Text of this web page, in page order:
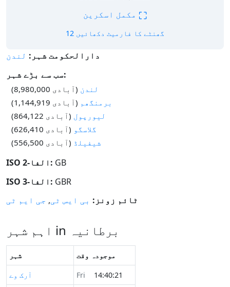
⛶
12 گھنٹے کا فارمیٹ دکھائیں
دارالحکومت شہر: لندن
سب سے بڑے شہر:
لندن (آبادی 8,980,000)
برمنگھم (آبادی 1,144,919)
لیورپول (آبادی 864,122)
گلاسگو (آبادی 626,410)
شیفیلڈ (آبادی 556,500)
ISO الفا-2: GB
ISO الفا-3: GBR
ٹائم زونز: بی ایس ٹی, جی ایم ٹی
اہم شہر in برطانیہ
شہر
موجودہ وقت
آرک وے
Fri
14:40:21